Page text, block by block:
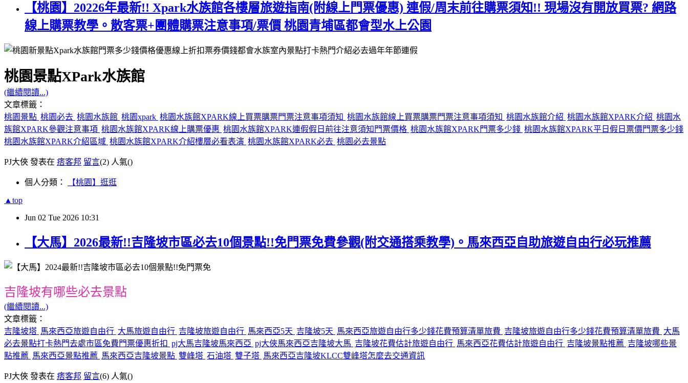
【桃園】20226年最新!! Xpark水族館各樓層旅遊指南(附線上門票優惠) 連假/周末前往購票須知!! 現場沒有開放買票? 網路
線上購票教學。散客票+團體購票注意事項/票價 桃園青埔區都會型水上公園
桃園景點XPark水族館
(繼續閱讀...)
文章標籤：
桃園景點 桃園必去 桃園水族館 桃園xpark 桃園水族館XPARK線上買票購票門票注意事項須知 桃園水族館線上買票購票門票注意事項須知 桃園水族館介紹 桃園水族館XPARK介紹 桃園水
族館XPARK參觀注意事項 桃園水族館XPARK線上購票優惠 桃園水族館XPARK連假假日前往注意須知門票價格 桃園水族館XPARK門票多少錢 桃園水族館XPARK平日假日票價門票多少錢
桃園水族館XPARK介紹區域 桃園水族館XPARK介紹樓層必看表演 桃園水族館XPARK必去 桃園必去景點
PJ大俠 發表在 痞客邦 留言(2) 人氣()
個人分類： 【桃園】逛逛
▲top
Jun 02 Tue 2026 10:31
【大馬】2026最新!!吉隆坡市區必去10個景點!!免門票免費參觀(附交通搭乘教學)。馬來西亞自助旅遊自由行必玩推薦
吉隆坡有哪些必去景點
(繼續閱讀...)
文章標籤：
吉隆坡塔 馬來西亞旅遊自由行 大馬旅遊自由行 吉隆坡旅遊自由行 馬來西亞5天 吉隆坡5天 馬來西亞旅遊自由行多少錢花費預算清單旅費 吉隆坡旅遊自由行多少錢花費預算清單旅費 大馬
必去景點打卡熱門去處市區免費門票優惠折扣 pj大馬吉隆坡馬來西亞 pj大俠馬來西亞吉隆坡大馬 吉隆坡花費估計旅遊自由行 馬來西亞花費估計旅遊自由行 吉隆坡景點推薦 吉隆坡哪些景
點推薦 馬來西亞景點推薦 馬來西亞吉隆坡景點 雙峰塔 石油塔 雙子塔 馬來西亞吉隆坡KLCC雙峰塔怎麼去交通資訊
PJ大俠 發表在 痞客邦 留言(6) 人氣()